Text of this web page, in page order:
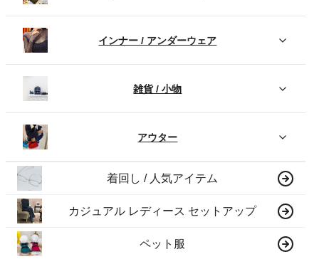
インナー / アンダーウェア
雑貨 / 小物
アウター
着回し / 人気アイテム
カジュアル レディース セットアップ
ペット服